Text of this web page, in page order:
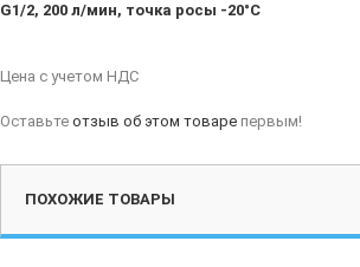
G1/2, 200 л/мин, точка росы -20°C
Цена с учетом НДС
Оставьте отзыв об этом товаре первым!
ПОХОЖИЕ ТОВАРЫ